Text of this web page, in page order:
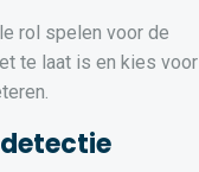
rol spelen voor de
te laat is en kies voor